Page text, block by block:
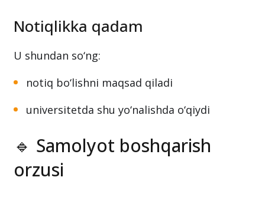
Notiqlikka qadam
U shundan so‘ng:
notiq bo‘lishni maqsad qiladi
universitetda shu yo‘nalishda o‘qiydi
🔹 Samolyot boshqarish
orzusi